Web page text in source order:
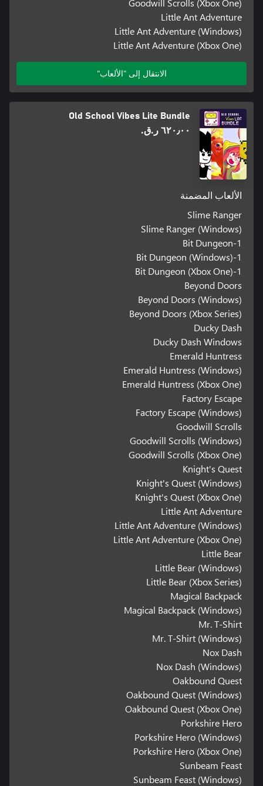
Little Ant Adventure
Little Ant Adventure (Windows)
Little Ant Adventure (Xbox One)
الانتقال إلى "الألعاب"
Old School Vibes Lite Bundle
٦٢٠٫٠٠ ر.ق.‏
الألعاب المضمنة
Slime Ranger
Slime Ranger (Windows)
1-Bit Dungeon
1-Bit Dungeon (Windows)
1-Bit Dungeon (Xbox One)
Beyond Doors
Beyond Doors (Windows)
Beyond Doors (Xbox Series)
Ducky Dash
Ducky Dash Windows
Emerald Huntress
Emerald Huntress (Windows)
Emerald Huntress (Xbox One)
Factory Escape
Factory Escape (Windows)
Goodwill Scrolls
Goodwill Scrolls (Windows)
Goodwill Scrolls (Xbox One)
Knight's Quest
Knight's Quest (Windows)
Knight's Quest (Xbox One)
Little Ant Adventure
Little Ant Adventure (Windows)
Little Ant Adventure (Xbox One)
Little Bear
Little Bear (Windows)
Little Bear (Xbox Series)
Magical Backpack
Magical Backpack (Windows)
Mr. T-Shirt
Mr. T-Shirt (Windows)
Nox Dash
Nox Dash (Windows)
Oakbound Quest
Oakbound Quest (Windows)
Oakbound Quest (Xbox One)
Porkshire Hero
Porkshire Hero (Windows)
Porkshire Hero (Xbox One)
Sunbeam Feast
Sunbeam Feast (Windows)